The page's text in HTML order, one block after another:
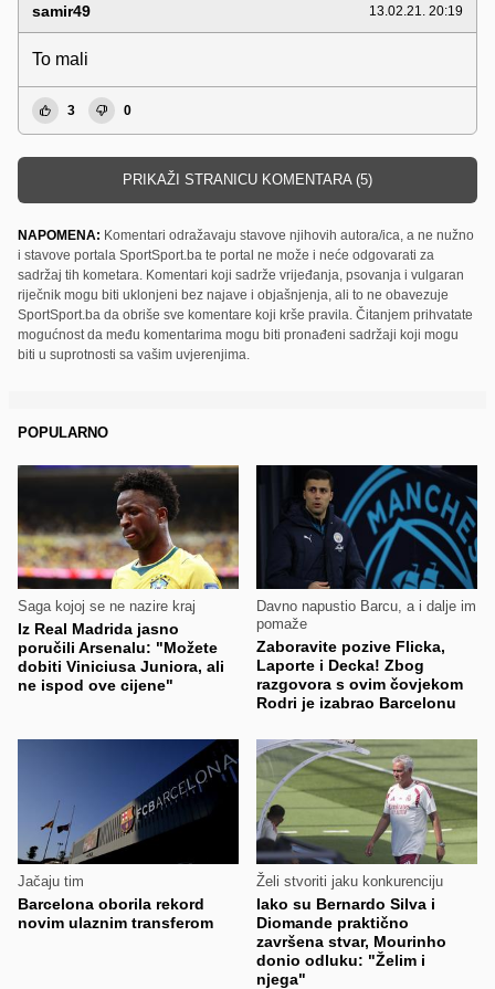
samir49 13.02.21. 20:19
To mali
3 0
PRIKAŽI STRANICU KOMENTARA (5)
NAPOMENA: Komentari odražavaju stavove njihovih autora/ica, a ne nužno
i stavove portala SportSport.ba te portal ne može i neće odgovarati za
sadržaj tih kometara. Komentari koji sadrže vrijeđanja, psovanja i vulgaran
riječnik mogu biti uklonjeni bez najave i objašnjenja, ali to ne obavezuje
SportSport.ba da obriše sve komentare koji krše pravila. Čitanjem prihvatate
mogućnost da među komentarima mogu biti pronađeni sadržaji koji mogu
biti u suprotnosti sa vašim uvjerenjima.
POPULARNO
Saga kojoj se ne nazire kraj
Iz Real Madrida jasno
poručili Arsenalu: "Možete
dobiti Viniciusa Juniora, ali
ne ispod ove cijene"
Davno napustio Barcu, a i dalje im
pomaže
Zaboravite pozive Flicka,
Laporte i Decka! Zbog
razgovora s ovim čovjekom
Rodri je izabrao Barcelonu
Jačaju tim
Barcelona oborila rekord
novim ulaznim transferom
Želi stvoriti jaku konkurenciju
Iako su Bernardo Silva i
Diomande praktično
završena stvar, Mourinho
donio odluku: "Želim i
njega"